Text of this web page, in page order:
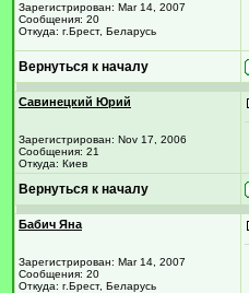
Зарегистрирован: Mar 14, 2007
Сообщения: 20
Откуда: г.Брест, Беларусь
Вернуться к началу
Савинецкий Юрий
Зарегистрирован: Nov 17, 2006
Сообщения: 21
Откуда: Киев
Вернуться к началу
Бабич Яна
Зарегистрирован: Mar 14, 2007
Сообщения: 20
Откуда: г.Брест, Беларусь